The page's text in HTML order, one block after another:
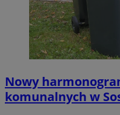
Nowy
komunalnych w